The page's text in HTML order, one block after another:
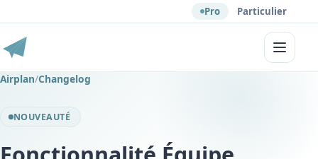
Pro Particulier
Menu
Airplan/Changelog
NOUVEAUTÉ